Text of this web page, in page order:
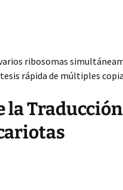
ribosomas
rápida de múltiples
la